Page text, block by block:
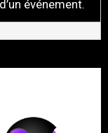
événement.